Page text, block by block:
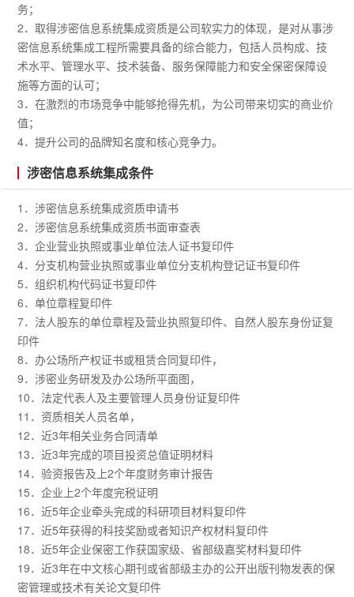
务；
2．取得涉密信息系统集成资质是公司软实力的体现，是对从事涉
密信息系统集成工程所需要具备的综合能力，包括人员构成、技
术水平、管理水平、技术装备、服务保障能力和安全保密保障设
施等方面的认可；
3．在激烈的市场竞争中能够抢得先机，为公司带来切实的商业价
值；
4．提升公司的品牌知名度和核心竞争力。
涉密信息系统集成条件
1．涉密信息系统集成资质申请书
2．涉密信息系统集成资质书面审查表
3．企业营业执照或事业单位法人证书复印件
4．分支机构营业执照或事业单位分支机构登记证书复印件
5．组织机构代码证书复印件
6．单位章程复印件
7．法人股东的单位章程及营业执照复印件、自然人股东身份证复
印件
8．办公场所产权证书或租赁合同复印件，
9．涉密业务研发及办公场所平面图，
10．法定代表人及主要管理人员身份证复印件
11．资质相关人员名单，
12．近3年相关业务合同清单
13．近3年完成的项目投资总值证明材料
14．验资报告及上2个年度财务审计报告
15．企业上2个年度完税证明
16．近5年企业牵头完成的科研项目材料复印件
17．近5年获得的科技奖励或者知识产权材料复印件
18．近5年企业保密工作获国家级、省部级嘉奖材料复印件
19．近3年在中文核心期刊或省部级主办的公开出版刊物发表的保
密管理或技术有关论文复印件